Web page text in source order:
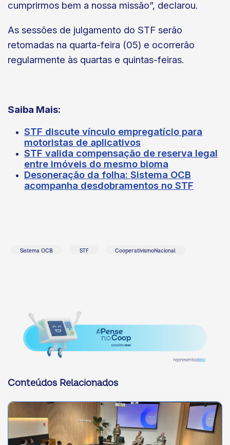
cumprirmos bem a nossa missão”, declarou.
As sessões de julgamento do STF serão
retomadas na quarta-feira (05) e ocorrerão
regularmente às quartas e quintas-feiras.
Saiba Mais:
STF discute vínculo empregatício para
motoristas de aplicativos
STF valida compensação de reserva legal
entre imóveis do mesmo bioma
Desoneração da folha: Sistema OCB
acompanha desdobramentos no STF
Sistema OCB STF CooperativismoNacional
Conteúdos Relacionados